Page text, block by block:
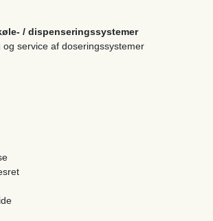
/ dispenseringssystemer
og service af doseringssystemer